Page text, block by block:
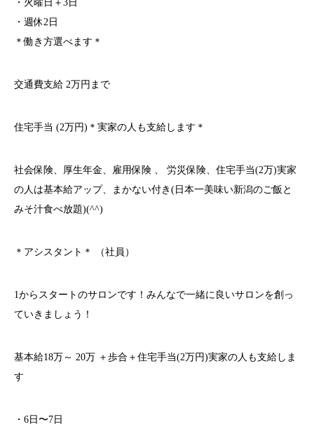
・火曜日＋3日
・週休2日
＊働き方選べます＊
交通費支給 2万円まで
住宅手当 (2万円)＊実家の人も支給します＊
社会保険、厚生年金、雇用保険 、 労災保険、住宅手当(2万)実家
の人は基本給アップ、まかない付き(日本一美味い新潟のご飯と
みそ汁食べ放題)(^^)
＊アシスタント＊ （社員）
1からスタートのサロンです！みんなで一緒に良いサロンを創っ
ていきましょう！
基本給18万～ 20万 ＋歩合＋住宅手当(2万円)実家の人も支給しま
す
・6日〜7日